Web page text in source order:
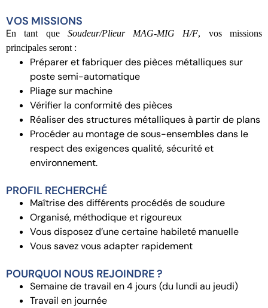
VOS MISSIONS
En tant que Soudeur/Plieur MAG-MIG H/F, vos missions
principales seront :
Préparer et fabriquer des pièces métalliques sur
poste semi-automatique
Pliage sur machine
Vérifier la conformité des pièces
Réaliser des structures métalliques à partir de plans
Procéder au montage de sous-ensembles dans le
respect des exigences qualité, sécurité et
environnement.
PROFIL RECHERCHÉ
Maîtrise des différents procédés de soudure
Organisé, méthodique et rigoureux
Vous disposez d’une certaine habileté manuelle
Vous savez vous adapter rapidement
POURQUOI NOUS REJOINDRE ?
Semaine de travail en 4 jours (du lundi au jeudi)
Travail en journée